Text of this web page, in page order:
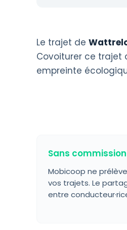
Le trajet de
Covoiturer ce trajet
empreinte
Sans commission
Mobicoop ne
vos trajets. Le
entre